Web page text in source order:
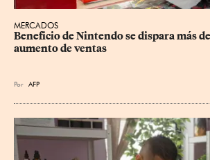
MERCADOS
Beneficio de Nintendo se dispara más
aumento de ventas
Por AFP